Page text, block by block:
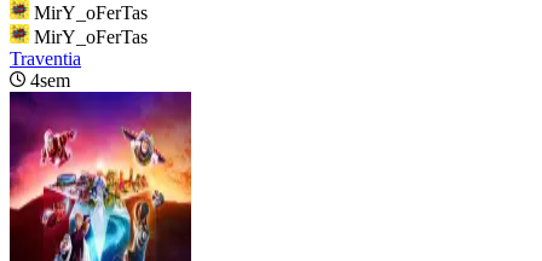
MirY_oFerTas
MirY_oFerTas
Traventia
4sem